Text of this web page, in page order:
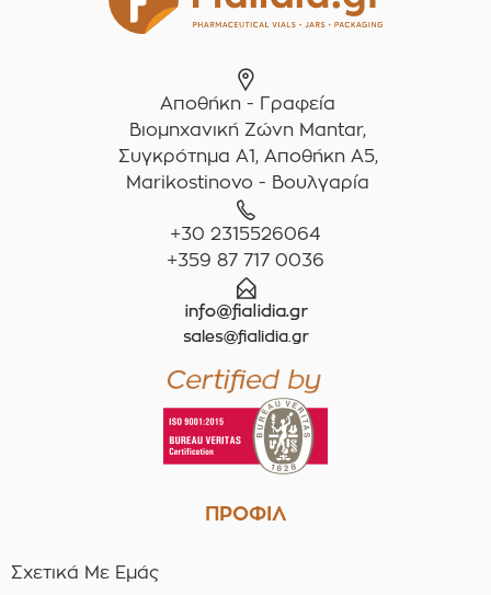
Αποθήκη - Γραφεία
Βιομηχανική Ζώνη Mantar,
Συγκρότημα A1, Αποθήκη Α5,
Marikostinovo - Βουλγαρία
+30 2315526064
+359 87 717 0036
ΠΡΟΦΙΛ
Σχετικά Με Εμάς